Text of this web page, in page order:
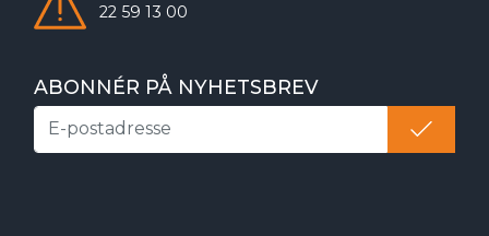
22 59 13 00
ABONNÉR PÅ NYHETSBREV